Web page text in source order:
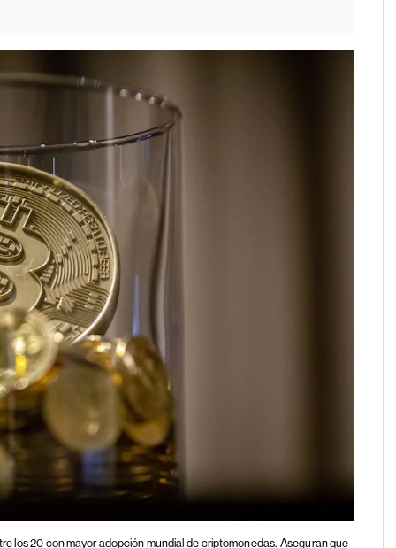
los 20 con mayor adopción mundial de criptomonedas. Aseguran que